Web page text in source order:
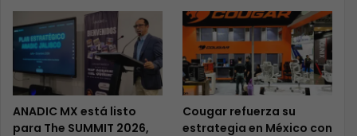
ANADIC MX está listo
para The SUMMIT 2026,
Cougar refuerza su
estrategia en México con